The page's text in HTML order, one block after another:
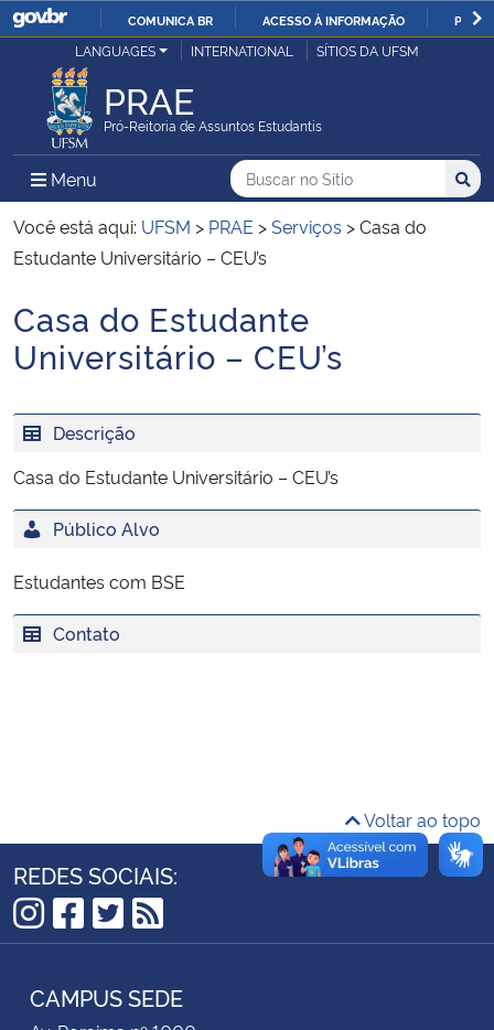
IR
COMUNICA BR ACESSO À INFORMAÇÃO
Ministério da Justiça e Segurança Pública
Ministério da Defesa
Ministério das Relações Exteriores
Ministério da Infraestrutura
Ministério da Cidadania
Ministério de Minas e Energia
Controladoria-Geral da União
LANGUAGES INTERNATIONAL SÍTIOS DA UFSM
PRAE
Pró-Reitoria de Assuntos Estudantis
Menu Menu Principal do Sítio
Busca
Buscar no no Sítio
Busca:
Você está aqui: UFSM > PRAE >Serviços >Casa do
Estudante Universitário – CEU’s
Início do conteúdo
Casa do Estudante
Universitário – CEU’s
Descrição
Casa do Estudante Universitário – CEU’s
Público Alvo
Estudantes com BSE
Contato
Voltar ao topo
REDES SOCIAIS:
Instagram
Facebook
Twitter
RSS
CAMPUS SEDE